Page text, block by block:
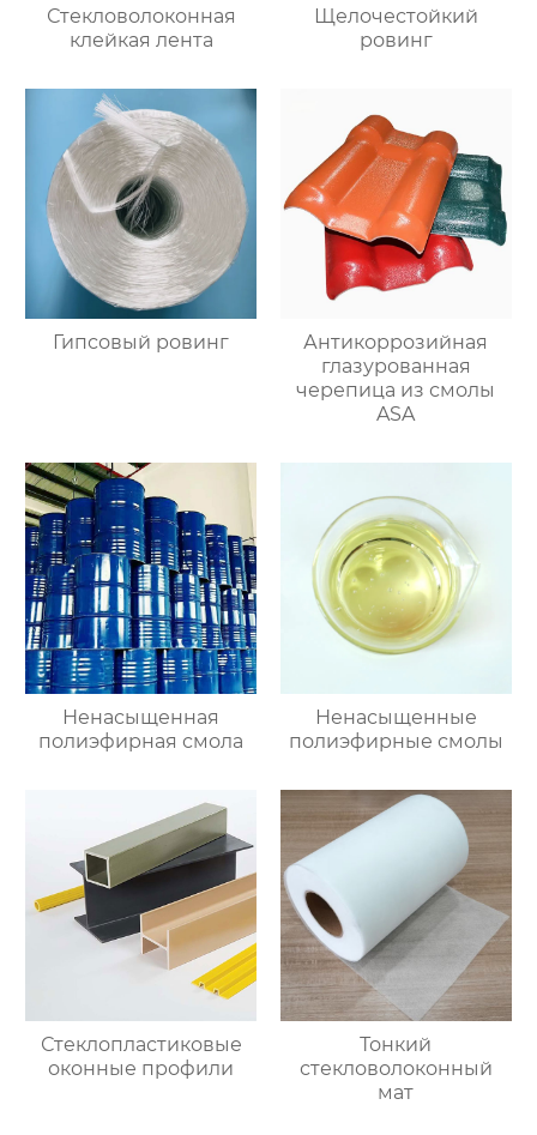
Стекловолоконная
клейкая лента
Щелочестойкий
ровинг
Гипсовый ровинг
Антикоррозийная
глазурованная
черепица из смолы
ASA
Ненасыщенная
полиэфирная смола
Ненасыщенные
полиэфирные смолы
Стеклопластиковые
оконные профили
Тонкий
стекловолоконный
мат